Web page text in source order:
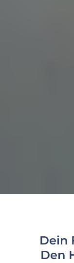
Dein
Den